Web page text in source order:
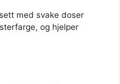
med svake doser
og hjelper